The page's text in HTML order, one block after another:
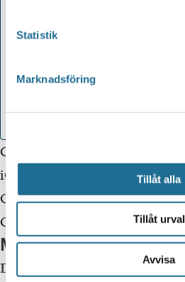
Statistik
Marknadsföring
Tillåt alla
Tillåt urval
Avvisa
Google Kalender
iCalendar
Outlook 365
Outlook Live
Mer info
Datum:
28 mars kl 19:30